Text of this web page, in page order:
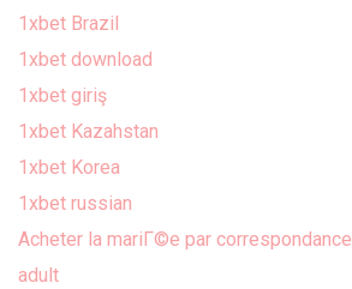
1xbet Brazil
1xbet download
1xbet giriş
1xbet Kazahstan
1xbet Korea
1xbet russian
Acheter la mariГ©e par correspondance
adult